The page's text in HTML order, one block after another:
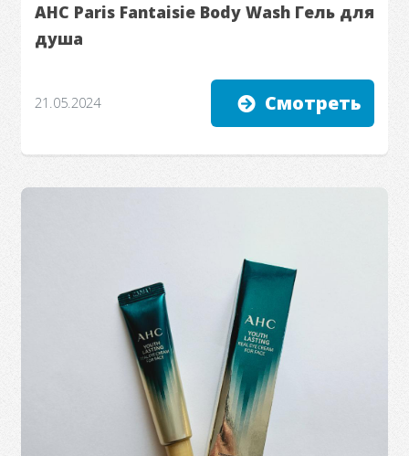
AHC Paris Fantaisie Body Wash Гель для
душа
21.05.2024 Смотреть